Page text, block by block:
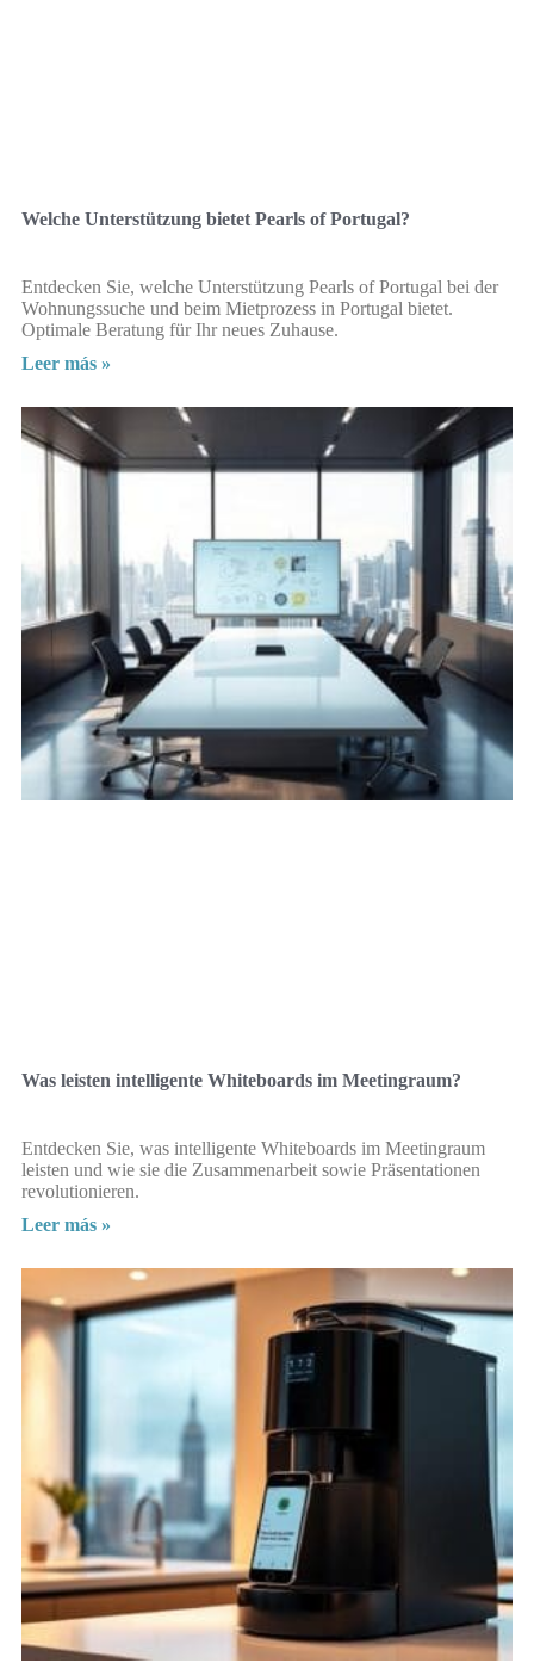
Welche Unterstützung bietet Pearls of Portugal?
Entdecken Sie, welche Unterstützung Pearls of Portugal bei der
Wohnungssuche und beim Mietprozess in Portugal bietet.
Optimale Beratung für Ihr neues Zuhause.
Leer más »
Was leisten intelligente Whiteboards im Meetingraum?
Entdecken Sie, was intelligente Whiteboards im Meetingraum
leisten und wie sie die Zusammenarbeit sowie Präsentationen
revolutionieren.
Leer más »